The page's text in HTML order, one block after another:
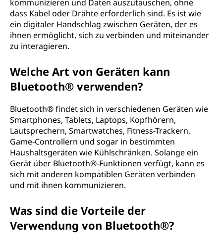
kommunizieren und Daten auszutauschen, ohne
dass Kabel oder Drähte erforderlich sind. Es ist wie
ein digitaler Handschlag zwischen Geräten, der es
ihnen ermöglicht, sich zu verbinden und miteinander
zu interagieren.
Welche Art von Geräten kann
Bluetooth® verwenden?
Bluetooth® findet sich in verschiedenen Geräten wie
Smartphones, Tablets, Laptops, Kopfhörern,
Lautsprechern, Smartwatches, Fitness-Trackern,
Game-Controllern und sogar in bestimmten
Haushaltsgeräten wie Kühlschränken. Solange ein
Gerät über Bluetooth®-Funktionen verfügt, kann es
sich mit anderen kompatiblen Geräten verbinden
und mit ihnen kommunizieren.
Was sind die Vorteile der
Verwendung von Bluetooth®?